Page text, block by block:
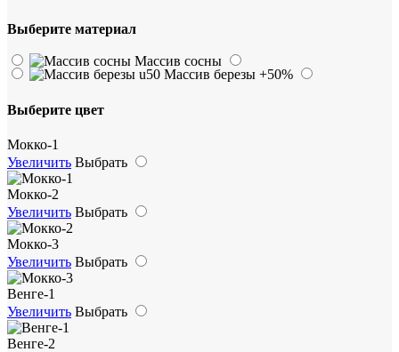
Выберите материал
Массив сосны
Массив березы +50%
Выберите цвет
Мокко-1
Увеличить Выбрать
Мокко-2
Увеличить Выбрать
Мокко-3
Увеличить Выбрать
Венге-1
Увеличить Выбрать
Венге-2